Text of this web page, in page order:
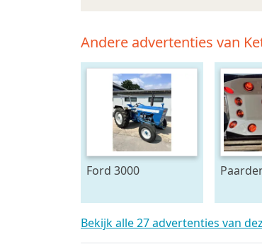
Andere advertenties van
Ford 3000
Bekijk alle 27 advertenties van